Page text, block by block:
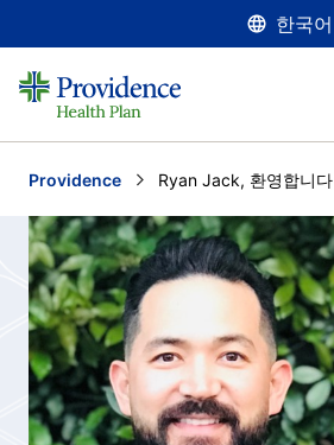
한국어
Providence Current:
Ryan Jack, 환영합니다